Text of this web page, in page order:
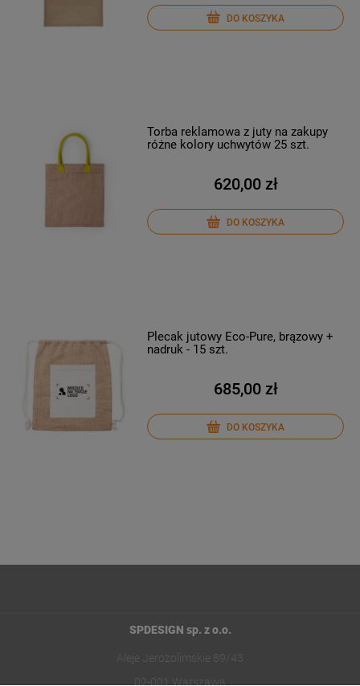
DO KOSZYKA
Torba reklamowa z juty na zakupy
różne kolory uchwytów 25 szt.
620,00 zł
DO KOSZYKA
Plecak jutowy Eco-Pure, brązowy +
nadruk - 15 szt.
685,00 zł
DO KOSZYKA
SPDESIGN sp. z o.o.
Aleje Jerozolimskie 89/43
02-001 Warszawa